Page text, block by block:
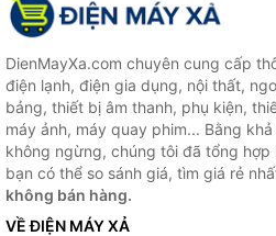
DienMayXa.com chuyên cung cấp
điện lạnh, điện gia dụng, nội thất,
bảng, thiết bị âm thanh, phụ kiện,
máy ảnh, máy quay phim... Bằng
không ngừng, chúng tôi đã tổng hợp
bạn có thể so sánh giá, tìm giá rẻ
không bán hàng.
VỀ ĐIỆN MÁY XẢ